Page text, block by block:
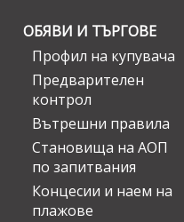
ОБЯВИ И ТЪРГОВЕ
Профил на купувача
Предварителен
контрол
Вътрешни правила
Становища на АОП
по запитвания
Концесии и наем на
плажове